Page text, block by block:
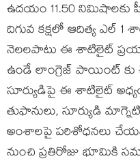
ఉదయం 11.50 నిమిషాలకు
దిగువ కక్షలో ఆదిత్య ఎల్ 1
నెలలపాటు ఈ శాటిలైట్
ఉండే లాంగ్రెజ్ పాయింట్ కు
సూర్యుడిపై ఈ శాటిలైట్
తుఫానులు, సూర్యుడి
అంశాలపై పరిశోధనలు
నుంచి ప్రతిరోజు భూమికి